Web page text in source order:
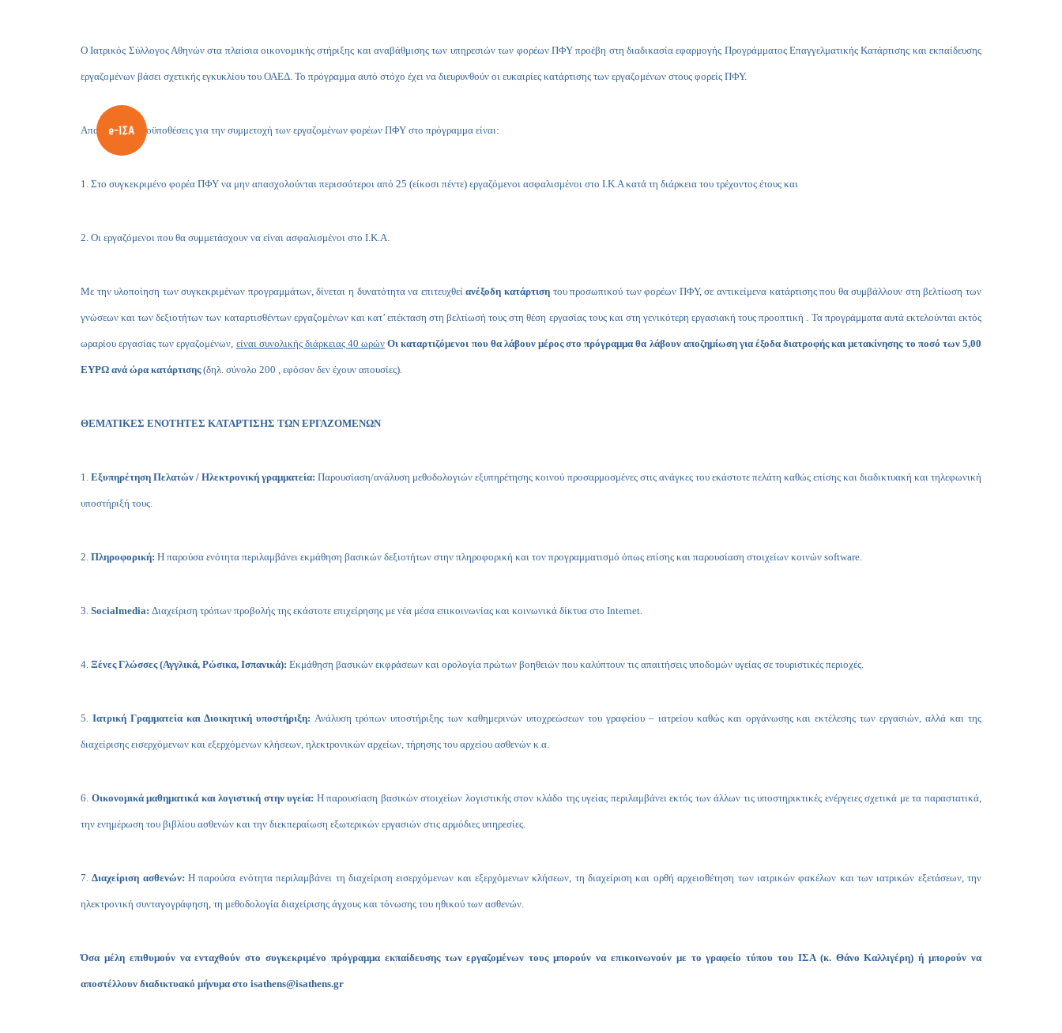
Ο Ιατρικός Σύλλογος Αθηνών στα πλαίσια οικονομικής στήριξης και αναβάθμισης των υπηρεσιών των φορέων ΠΦΥ προέβη στη διαδικασία εφαρμογής Προγράμματος Επαγγελματικής Κατάρτισης και εκπαίδευσης
εργαζομένων βάσει σχετικής εγκυκλίου του ΟΑΕΔ. Το πρόγραμμα αυτό στόχο έχει να διευρυνθούν οι ευκαιρίες κατάρτισης των εργαζομένων στους φορείς ΠΦΥ.
Απαραίτητες προϋποθέσεις για την συμμετοχή των εργαζομένων φορέων ΠΦΥ στο πρόγραμμα είναι:
1. Στο συγκεκριμένο φορέα ΠΦΥ να μην απασχολούνται περισσότεροι από 25 (είκοσι πέντε) εργαζόμενοι ασφαλισμένοι στο Ι.Κ.Α κατά τη διάρκεια του τρέχοντος έτους και
2. Οι εργαζόμενοι που θα συμμετάσχουν να είναι ασφαλισμένοι στο Ι.Κ.Α.
Με την υλοποίηση των συγκεκριμένων προγραμμάτων, δίνεται η δυνατότητα να επιτευχθείανέξοδη κατάρτιση του προσωπικού των φορέων ΠΦΥ,σε αντικείμενα κατάρτισης που θα συμβάλλουν στη βελτίωση των
γνώσεων και των δεξιοτήτων των καταρτισθέντων εργαζομένων και κατ’ επέκταση στη βελτίωσή τους στη θέση εργασίας τους και στη γενικότερη εργασιακή τους προοπτική . Τα προγράμματα αυτά εκτελούνται εκτός
ωραρίου εργασίας των εργαζομένων, είναι συνολικής διάρκειας 40 ωρών Οι καταρτιζόμενοι που θα λάβουν μέρος στο πρόγραμμα θα λάβουν αποζημίωση για έξοδα διατροφής και μετακίνησης το ποσό των 5,00
ΕΥΡΩ ανά ώρα κατάρτισης(δηλ. σύνολο 200 , εφόσον δεν έχουν απουσίες).
ΘΕΜΑΤΙΚΕΣ ΕΝΟΤΗΤΕΣ ΚΑΤΑΡΤΙΣΗΣ ΤΩΝ ΕΡΓΑΖΟΜΕΝΩΝ
1.Εξυπηρέτηση Πελατών / Ηλεκτρονική γραμματεία:Παρουσίαση/ανάλυση μεθοδολογιών εξυπηρέτησης κοινού προσαρμοσμένες στις ανάγκες του εκάστοτε πελάτη καθώς επίσης και διαδικτυακή και τηλεφωνική
υποστήριξή τους.
2. Πληροφορική: Η παρούσα ενότητα περιλαμβάνει εκμάθηση βασικών δεξιοτήτων στην πληροφορική και τον προγραμματισμό όπως επίσης και παρουσίαση στοιχείων κοινών software.
3. Socialmedia: Διαχείριση τρόπων προβολής της εκάστοτε επιχείρησης με νέα μέσα επικοινωνίας και κοινωνικά δίκτυα στο Internet.
4. Ξένες Γλώσσες (Αγγλικά, Ρώσικα, Ισπανικά): Εκμάθηση βασικών εκφράσεων και ορολογία πρώτων βοηθειών που καλύπτουν τις απαιτήσεις υποδομών υγείας σε τουριστικές περιοχές.
5. Ιατρική Γραμματεία και Διοικητική υποστήριξη: Ανάλυση τρόπων υποστήριξης των καθημερινών υποχρεώσεων του γραφείου – ιατρείου καθώς και οργάνωσης και εκτέλεσης των εργασιών, αλλά και της
διαχείρισης εισερχόμενων και εξερχόμενων κλήσεων, ηλεκτρονικών αρχείων, τήρησης του αρχείου ασθενών κ.α.
6. Οικονομικά μαθηματικά και λογιστική στην υγεία: Η παρουσίαση βασικών στοιχείων λογιστικής στον κλάδο της υγείας περιλαμβάνει εκτός των άλλων τις υποστηρικτικές ενέργειες σχετικά με τα παραστατικά,
την ενημέρωση του βιβλίου ασθενών και την διεκπεραίωση εξωτερικών εργασιών στις αρμόδιες υπηρεσίες.
7.Διαχείριση ασθενών:Η παρούσα ενότητα περιλαμβάνει τη διαχείριση εισερχόμενων και εξερχόμενων κλήσεων, τη διαχείριση και ορθή αρχειοθέτηση των ιατρικών φακέλων και των ιατρικών εξετάσεων, την
ηλεκτρονική συνταγογράφηση, τη μεθοδολογία διαχείρισης άγχους και τόνωσης του ηθικού των ασθενών.
Όσα μέλη επιθυμούν να ενταχθούν στο συγκεκριμένο πρόγραμμα εκπαίδευσης των εργαζομένων τους μπορούν να επικοινωνούν με το γραφείο τύπου του ΙΣΑ (κ. Θάνο Καλλιγέρη) ή μπορούν να
αποστέλλουν διαδικτυακό μήνυμα στο isathens@isathens.gr